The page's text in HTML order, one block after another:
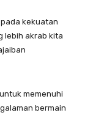
pada kekuatan
lebih akrab kita
memenuhi
bermain